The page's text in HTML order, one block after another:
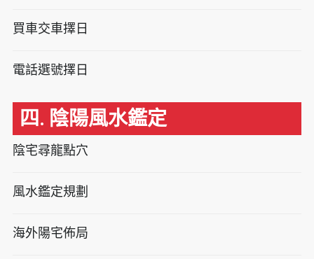
買車交車擇日
電話選號擇日
四. 陰陽風水鑑定
陰宅尋龍點穴
風水鑑定規劃
海外陽宅佈局